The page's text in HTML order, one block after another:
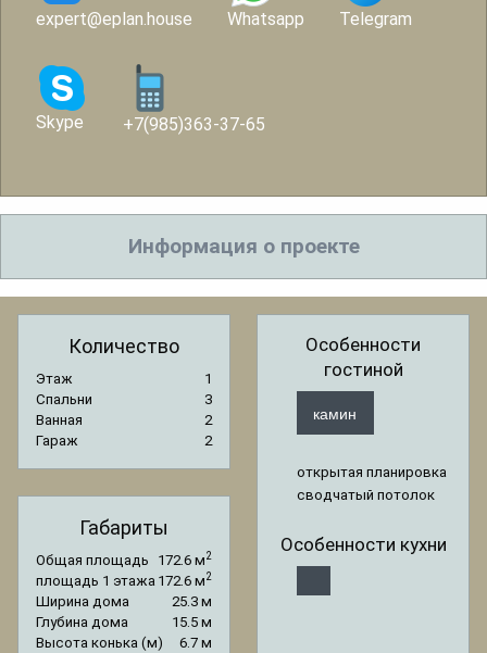
expert@eplan.house Whatsapp Telegram
Skype +7(985)363-37-65
Информация о проекте
Количество
Этаж
1
Спальни
3
Ванная
2
Гараж
2
Габариты
Общая площадь 172.6 м2
площадь 1 этажа 172.6 м2
Ширина дома
25.3 м
Глубина дома
15.5 м
Высота конька (м)
6.7 м
Особенности
гостиной
камин
открытая планировка
сводчатый потолок
Особенности кухни